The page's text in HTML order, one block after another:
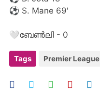
⚽️ S. Mane 69'
🤍ബേൺലി - 0
Tags Premier League